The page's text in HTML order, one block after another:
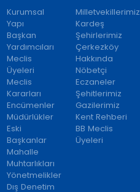
Kurumsal
Yapı
Başkan
Yardımcıları
Meclis
Üyeleri
Meclis
Kararları
Encümenler
Müdürlükler
Eski
Başkanlar
Mahalle
Muhtarlıkları
Yönetmelikler
Dış Denetim
Milletvekillerimiz
Kardeş
Şehirlerimiz
Çerkezköy
Hakkında
Nöbetçi
Eczaneler
Şehitlerimiz
Gazilerimiz
Kent Rehberi
BB Meclis
Üyeleri